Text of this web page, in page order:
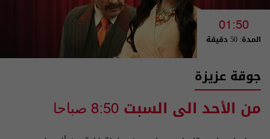
01:50
المدة: 50 دقيقة
جوقة عزيزة
من الأحد الى السبت 8:50 صباحا